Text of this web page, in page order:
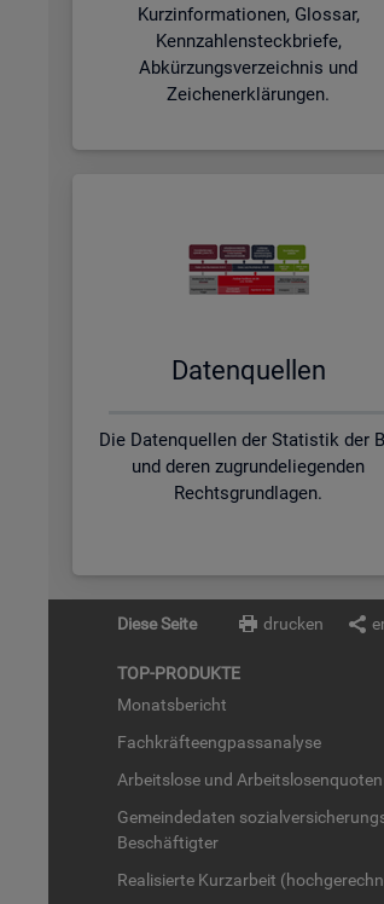
Kurzinformationen, Glossar,
Kennzahlensteckbriefe,
Abkürzungsverzeichnis und
Zeichenerklärungen.
Da­ten­quel­len
Die Datenquellen der Statistik der
und deren zugrundeliegenden
Rechtsgrundlagen.
Diese Seite drucken
TOP-PRO­DUK­TE
Mo­nats­be­richt
Fach­kräf­te­eng­pass­ana­ly­se
Ar­beits­lo­se und Ar­beits­lo­sen­quo­ten
Ge­mein­de­da­ten
Be­schäf­tig­ter
Rea­li­sier­te Kurz­ar­beit